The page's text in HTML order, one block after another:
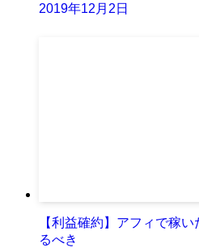
2019年12月2日
【利益確約】アフィで稼
るべき